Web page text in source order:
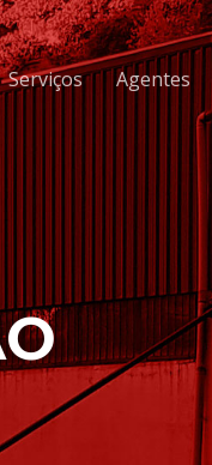
Serviços Agentes